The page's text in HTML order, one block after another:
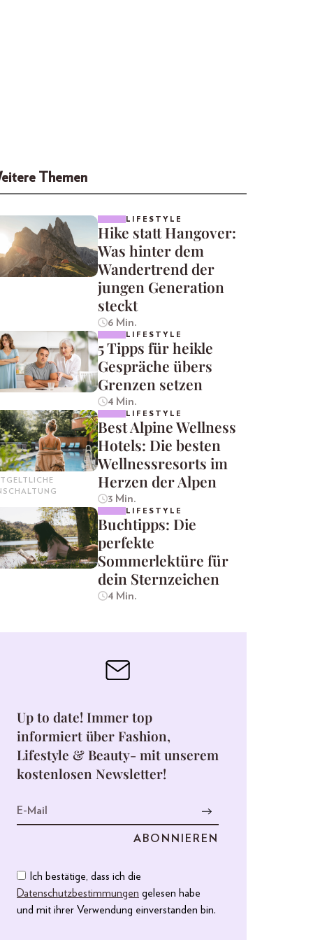
Themen
LIFESTYLE
Hike statt Hangover:
Was hinter dem
Wandertrend der
jungen Generation
steckt
6 Min.
LIFESTYLE
5 Tipps für heikle
Gespräche übers
Grenzen setzen
4 Min.
LIFESTYLE
Best Alpine Wellness
Hotels: Die besten
Wellnessresorts im
Herzen der Alpen
3 Min.
LIFESTYLE
Buchtipps: Die
perfekte
Sommerlektüre für
dein Sternzeichen
4 Min.
Up to date! Immer top
informiert über Fashion,
Lifestyle & Beauty- mit unserem
kostenlosen Newsletter!
Ich bestätige, dass ich die
Datenschutzbestimmungen gelesen habe
und mit ihrer Verwendung einverstanden bin.